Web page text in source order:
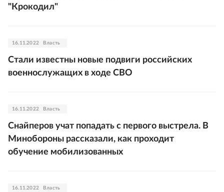
"Крокодил"
16.11.2022 Власть
Стали известны новые подвиги российских
военнослужащих в ходе СВО
16.11.2022 Власть
Снайперов учат попадать с первого выстрела. В
Минобороны рассказали, как проходит
обучение мобилизованных
16.11.2022 Власть